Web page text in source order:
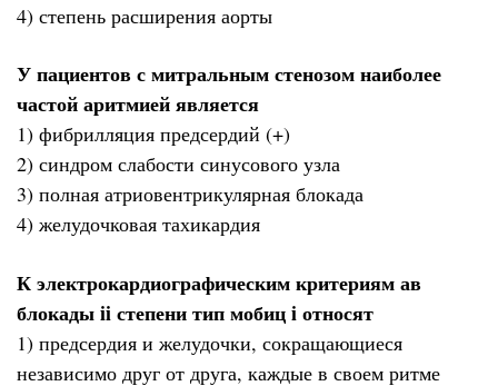
4) степень расширения аорты
У пациентов с митральным стенозом наиболее
частой аритмией является
1) фибрилляция предсердий (+)
2) синдром слабости синусового узла
3) полная атриовентрикулярная блокада
4) желудочковая тахикардия
К электрокардиографическим критериям ав
блокады ii степени тип мобиц i относят
1) предсердия и желудочки, сокращающиеся
независимо друг от друга, каждые в своем ритме